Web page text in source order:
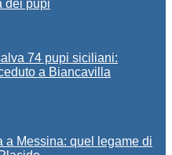
dei pupi
74 pupi siciliani:
a Biancavilla
a Messina: quel legame di